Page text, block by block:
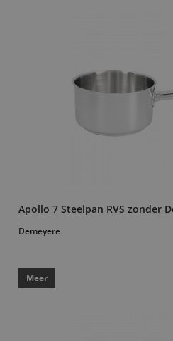
Apollo 7 Steelpan RVS zonder
Demeyere
Meer